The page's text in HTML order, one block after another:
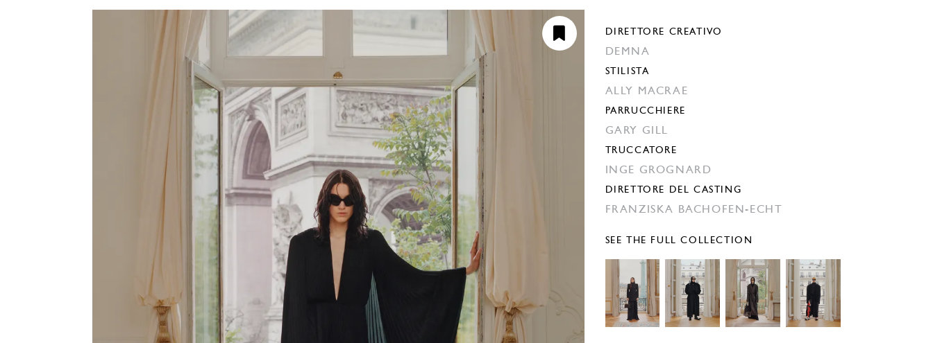
DIRETTORE CREATIVO
DEMNA
STILISTA
ALLY MACRAE
PARRUCCHIERE
GARY GILL
TRUCCATORE
INGE GROGNARD
DIRETTORE DEL CASTING
FRANZISKA BACHOFEN-ECHT
SEE THE FULL COLLECTION